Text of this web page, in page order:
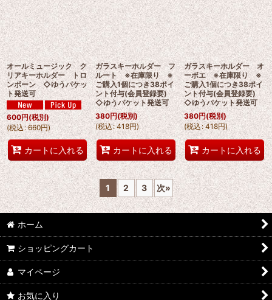
オールミュージック ク
リアキーホルダー トロ
ンボーン ◇ゆうパケッ
ト発送可
600円(税別)
(税込: 660円)
カートに入れる
ガラスキーホルダー フ
ルート ※在庫限り ※
ご購入1個につき38ポイ
ント付与(会員登録要)
◇ゆうパケット発送可
380円(税別)
(税込: 418円)
カートに入れる
ガラスキーホルダー オ
ーボエ ※在庫限り ※
ご購入1個につき38ポイ
ント付与(会員登録要)
◇ゆうパケット発送可
380円(税別)
(税込: 418円)
カートに入れる
1 2 3 次»
ホーム
ショッピングカート
マイページ
お気に入り